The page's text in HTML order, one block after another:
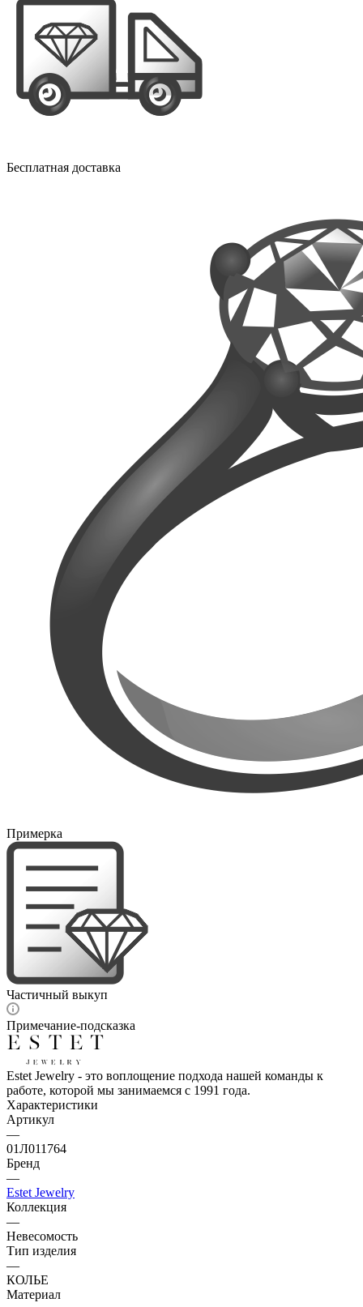
Бесплатная доставка
Примерка
Частичный выкуп
Примечание-подсказка
Estet Jewelry - это воплощение подхода нашей команды к
работе, которой мы занимаемся с 1991 года.
Характеристики
Артикул
—
01Л011764
Бренд
—
Estet Jewelry
Коллекция
—
Невесомость
Тип изделия
—
КОЛЬЕ
Материал